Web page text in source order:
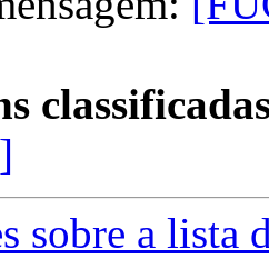
sobre a lista